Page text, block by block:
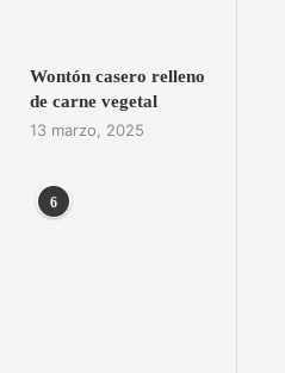
Wontón casero relleno
de carne vegetal
13 marzo, 2025
6